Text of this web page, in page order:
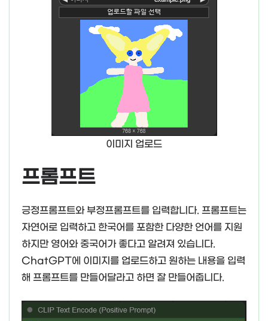
이미지 업로드
프롬프트
긍정프롬프트와 부정프롬프트를 입력합니다. 프롬프트는
자연어로 입력하고 한국어를 포함한 다양한 언어를 지원
하지만 영어와 중국어가 좋다고 알려져 있습니다.
ChatGPT에 이미지를 업로드하고 원하는 내용을 입력
해 프롬프트를 만들어달라고 하면 잘 만들어줍니다.